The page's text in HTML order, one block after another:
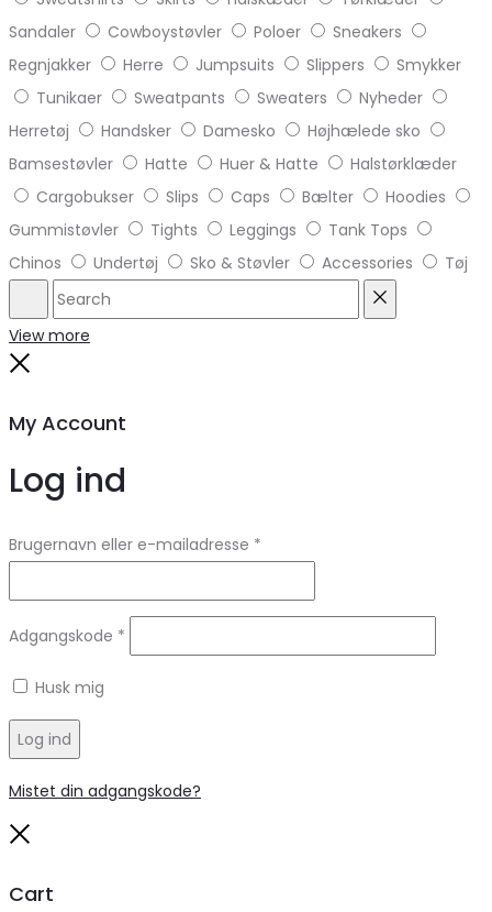
Sandaler
Cowboystøvler Poloer
Sneakers
Regnjakker
Herre Jumpsuits Slippers
Smykker
Tunikaer
Sweatpants Sweaters
Nyheder
Herretøj
Handsker Damesko
Højhælede sko
Bamsestøvler
Hatte Huer & Hatte
Halstørklæder
Cargobukser
Slips Caps Bælter
Hoodies
Gummistøvler
Tights Leggings
Tank Tops
Chinos
Undertøj Sko & Støvler Accessories Tøj
Search
View more
My Account
Log ind
Brugernavn eller e-mailadresse *
Adgangskode *
Husk mig
Log ind
Mistet din adgangskode?
Cart